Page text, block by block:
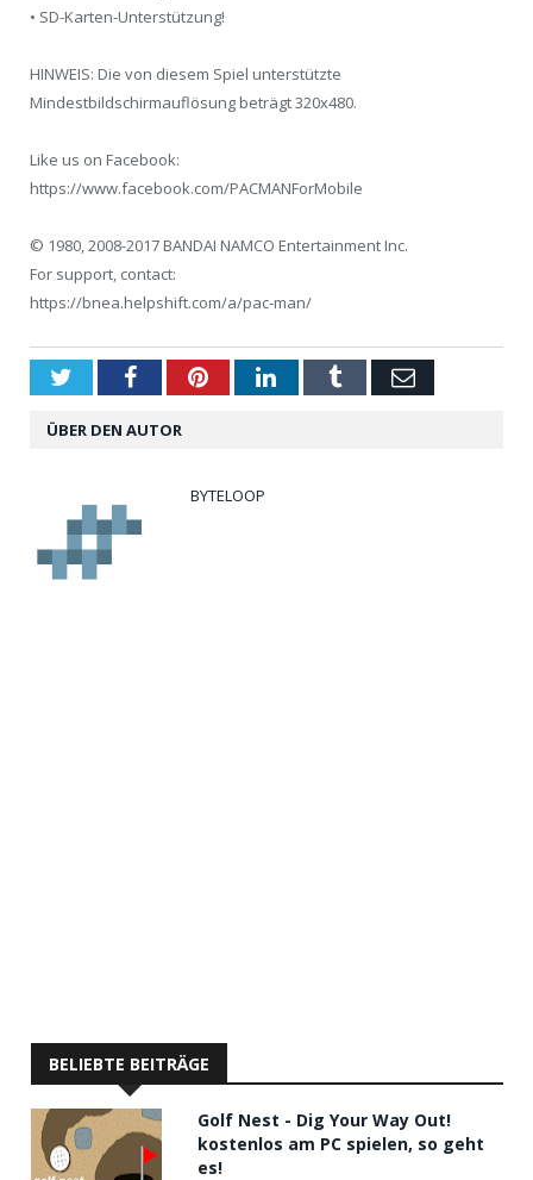
• SD-Karten-Unterstützung!
HINWEIS: Die von diesem Spiel unterstützte
Mindestbildschirmauflösung beträgt 320x480.
Like us on Facebook:
https://www.facebook.com/PACMANForMobile
© 1980, 2008-2017 BANDAI NAMCO Entertainment Inc.
For support, contact:
https://bnea.helpshift.com/a/pac-man/
TwitterFacebookPinterestLinkedInTumblrEmail
ÜBER DEN AUTOR
BYTELOOP
BELIEBTE BEITRÄGE
Golf Nest - Dig Your Way Out!
kostenlos am PC spielen, so geht
es!